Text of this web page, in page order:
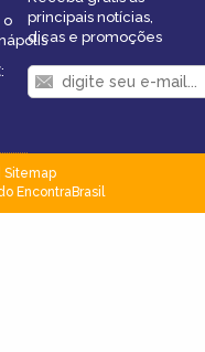
o
:
principais notícias,
dicas e promoções
Sitemap
EncontraBrasil